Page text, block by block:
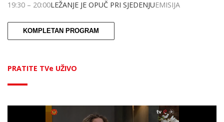
19:30 – 20:00LEŽANJE JE OPUČ PRI SJEDENJUEMISIJA
KOMPLETAN PROGRAM
PRATITE TVe UŽIVO